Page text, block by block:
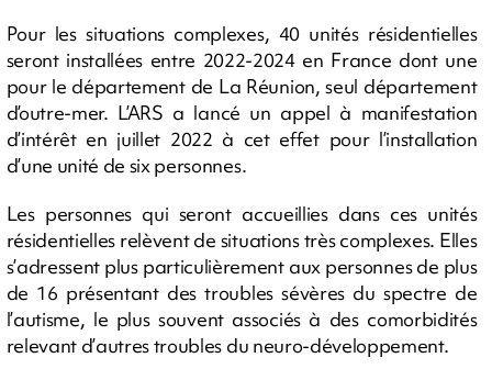
Pour les situations complexes, 40 unités résidentielles
seront installées entre 2022-2024 en France dont une
pour le département de La Réunion, seul département
d’outre-mer. L’ARS a lancé un appel à manifestation
d’intérêt en juillet 2022 à cet effet pour l’installation
d’une unité de six personnes.
Les personnes qui seront accueillies dans ces unités
résidentielles relèvent de situations très complexes. Elles
s’adressent plus particulièrement aux personnes de plus
de 16 présentant des troubles sévères du spectre de
l’autisme, le plus souvent associés à des comorbidités
relevant d’autres troubles du neuro-développement.